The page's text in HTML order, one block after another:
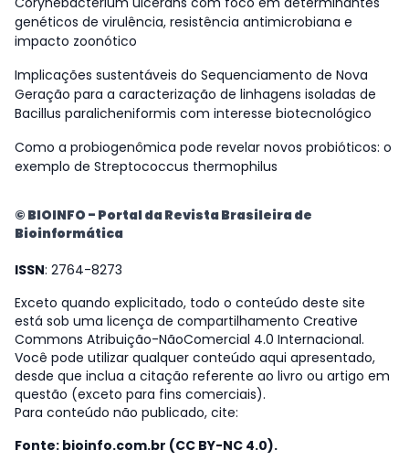
genéticos de virulência, resistência antimicrobiana e
impacto zoonótico
Implicações sustentáveis do Sequenciamento de Nova
Geração para a caracterização de linhagens isoladas de
Bacillus paralicheniformis com interesse biotecnológico
Como a probiogenômica pode revelar novos probióticos: o
exemplo de Streptococcus thermophilus
© BIOINFO - Portal da Revista Brasileira de
Bioinformática
ISSN: 2764-8273
Exceto quando explicitado, todo o conteúdo deste site
está sob uma licença de compartilhamento Creative
Commons Atribuição-NãoComercial 4.0 Internacional.
Você pode utilizar qualquer conteúdo aqui apresentado,
desde que inclua a citação referente ao livro ou artigo em
questão (exceto para fins comerciais).
Para conteúdo não publicado, cite:
Fonte: bioinfo.com.br (CC BY-NC 4.0).